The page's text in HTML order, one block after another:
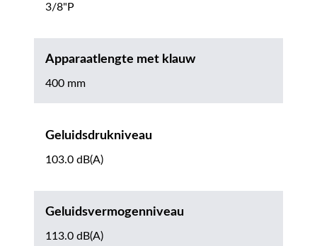
3/8"P
Apparaatlengte met klauw
400 mm
Geluidsdrukniveau
103.0 dB(A)
Geluidsvermogenniveau
113.0 dB(A)